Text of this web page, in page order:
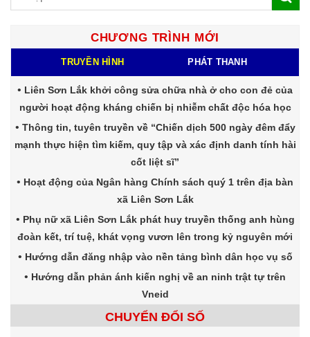
CHƯƠNG TRÌNH MỚI
TRUYỀN HÌNH PHÁT THANH
Liên Sơn Lắk khởi công sửa chữa nhà ở cho con đẻ của
người hoạt động kháng chiến bị nhiễm chất độc hóa học
Thông tin, tuyên truyền về “Chiến dịch 500 ngày đêm đẩy
mạnh thực hiện tìm kiếm, quy tập và xác định danh tính hài
cốt liệt sĩ”
Hoạt động của Ngân hàng Chính sách quý 1 trên địa bàn
xã Liên Sơn Lắk
Phụ nữ xã Liên Sơn Lắk phát huy truyền thống anh hùng
đoàn kết, trí tuệ, khát vọng vươn lên trong kỷ nguyên mới
Hướng dẫn đăng nhập vào nền tảng bình dân học vụ số
Hướng dẫn phản ánh kiến nghị về an ninh trật tự trên
Vneid
CHUYỂN ĐỔI SỐ